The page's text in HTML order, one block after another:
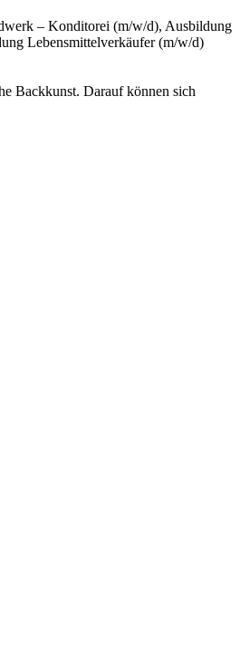
– Konditorei (m/w/d), Ausbildung
Lebensmittelverkäufer (m/w/d)
Backkunst. Darauf können sich